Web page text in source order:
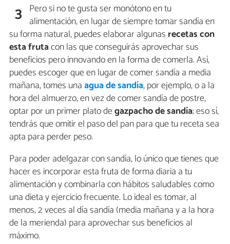
3 Pero si no te gusta ser monótono en tu
alimentación, en lugar de siempre tomar sandía en
su forma natural, puedes elaborar algunas recetas con
esta frutacon las que conseguirás aprovechar sus
beneficios pero innovando en la forma de comerla. Así,
puedes escoger que en lugar de comer sandía a media
mañana, tomes unaagua de sandía, por ejemplo, o a la
hora del almuerzo, en vez de comer sandía de postre,
optar por un primer plato degazpacho de sandía; eso sí,
tendrás que omitir el paso del pan para que tu receta sea
apta para perder peso.
Para poder adelgazar con sandía, lo único que tienes que
hacer es incorporar esta fruta de forma diaria a tu
alimentación y combinarla con hábitos saludables como
una dieta y ejercicio frecuente. Lo ideal es tomar, al
menos, 2 veces al día sandía (media mañana y a la hora
de la merienda) para aprovechar sus beneficios al
máximo.